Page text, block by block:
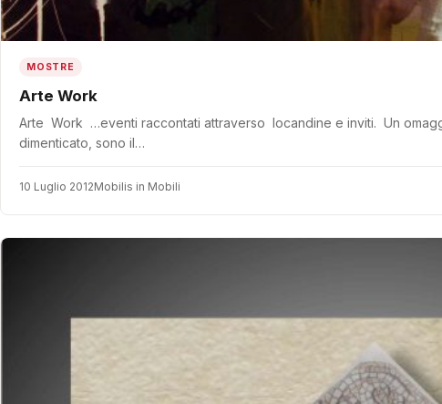
MOSTRE
Arte Work
Arte Work …eventi raccontati attraverso locandine e inviti. Un
dimenticato, sono il…
10 Luglio 2012Mobilis in Mobili